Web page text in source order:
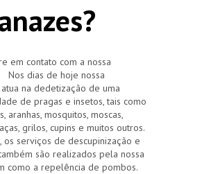
em contato com a nossa
Nos dias de hoje nossa
na dedetização de uma
de pragas e insetos, tais como
aranhas, mosquitos, moscas,
grilos, cupins e muitos outros.
os serviços de descupinização e
são realizados pela nossa
como a repelência de pombos.